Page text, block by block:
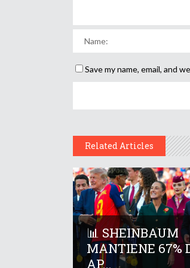
Save my name, email, and
Related Articles
📊 SHEINBAUM
MANTIENE 67%
AP...